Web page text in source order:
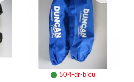
504-dr-bleu